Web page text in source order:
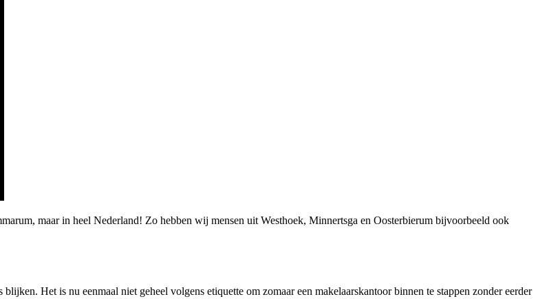
maar in heel Nederland! Zo hebben wij mensen uit Westhoek, Minnertsga en Oosterbierum bijvoorbeeld ook
Het is nu eenmaal niet geheel volgens etiquette om zomaar een makelaarskantoor binnen te stappen zonder eerder